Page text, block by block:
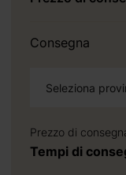
Consegna
Seleziona
Prezzo di
Tempi di
+ 3588 €
+ 3726 €